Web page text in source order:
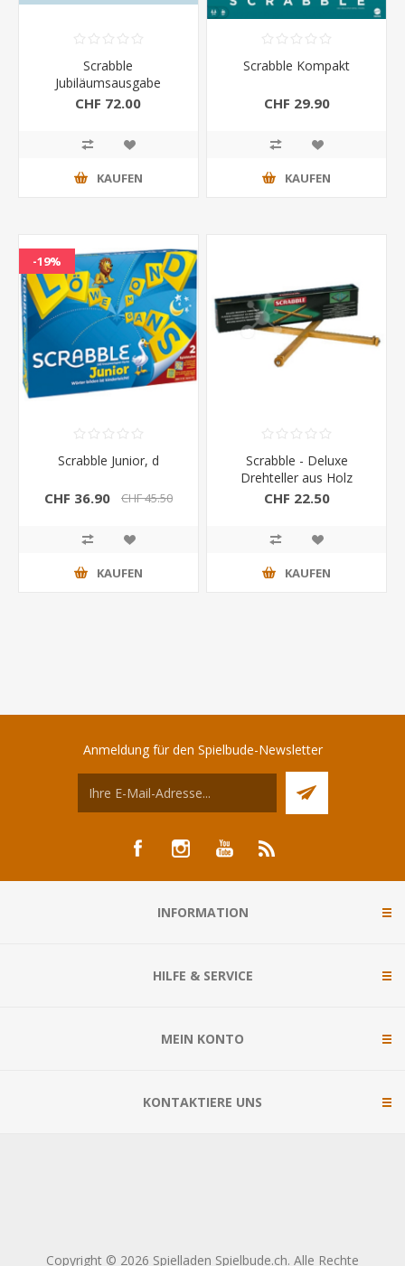
Scrabble
Jubiläumsausgabe
CHF 72.00
KAUFEN
Scrabble Kompakt
CHF 29.90
KAUFEN
-19%
Scrabble Junior, d
CHF 36.90 CHF 45.50
KAUFEN
Scrabble - Deluxe
Drehteller aus Holz
CHF 22.50
KAUFEN
Anmeldung für den Spielbude-Newsletter
INFORMATION
HILFE & SERVICE
MEIN KONTO
KONTAKTIERE UNS
Copyright © 2026 Spielladen Spielbude.ch. Alle Rechte